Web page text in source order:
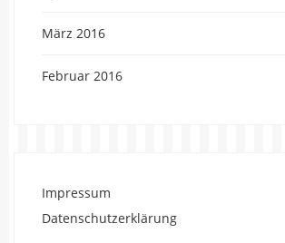
März 2016
Februar 2016
Impressum
Datenschutzerklärung